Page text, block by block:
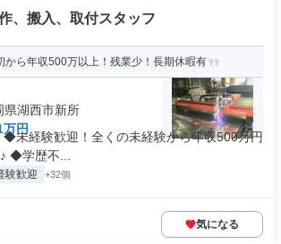
、搬入、取付スタッフ
から年収500万以上！残業少！長期休暇有
県湖西市新所
万円
◆未経験歓迎！全くの未経験から年収500万円
◆学歴不...
験歓迎 +32個
気になる